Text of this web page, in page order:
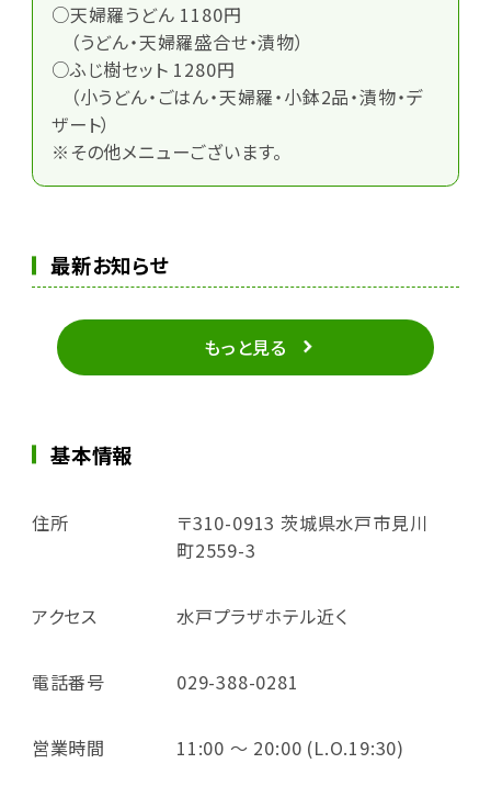
○天婦羅うどん 1180円
（うどん・天婦羅盛合せ・漬物）
○ふじ樹セット 1280円
（小うどん・ごはん・天婦羅・小鉢2品・漬物・デ
ザート）
※その他メニューございます。
最新お知らせ
もっと見る
基本情報
住所
〒310-0913 茨城県水戸市見川
町2559-3
アクセス 水戸プラザホテル近く
電話番号 029-388-0281
営業時間 11:00 ～ 20:00 (L.O.19:30)